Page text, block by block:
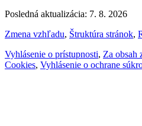
Posledná aktualizácia: 7. 8. 2026
Zmena vzhľadu, Štruktúra stránok,
Vyhlásenie o prístupnosti, Za obsah
Cookies, Vyhlásenie o ochrane